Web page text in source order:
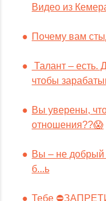
Видео из
Почему вам
Талант – есть.
чтобы
Вы уверены,
отношения??😱
Вы – не добрый
б...ь
Тебе